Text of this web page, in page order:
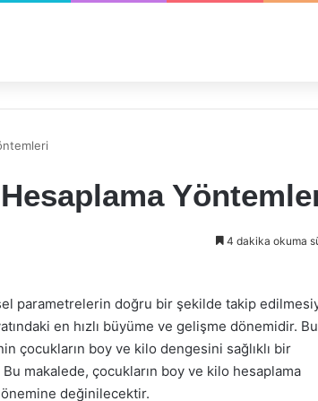
4 dakika okuma
parametrelerin doğru bir şekilde takip
en hızlı büyüme ve gelişme dönemidir. Bu
çocukların boy ve kilo dengesini sağlıklı bir
makalede, çocukların boy ve kilo hesaplama
değinilecektir.